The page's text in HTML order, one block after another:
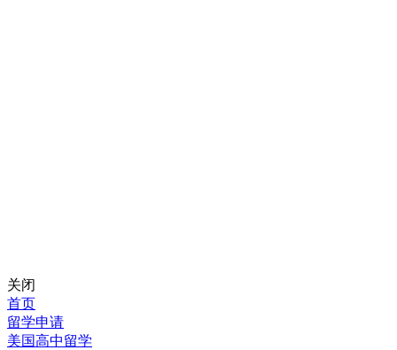
关闭
首页
留学申请
美国高中留学